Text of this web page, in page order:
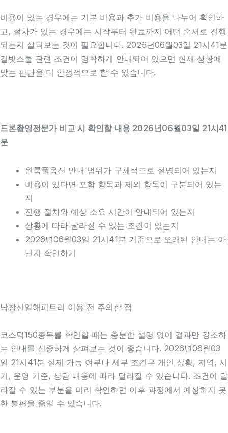
비용이 있는 경우에는 기본 비용과 추가 비용을 나누어 확인하
고, 절차가 있는 경우에는 시작부터 완료까지 어떤 순서로 진행
되는지 살펴보는 것이 필요합니다. 2026년06월03일 21시41분
길벗스쿨 관련 조건이 명확하게 안내되어 있으면 현재 상황에
맞는 판단을 더 안정적으로 할 수 있습니다.
드론촬영전문가 비교 시 확인할 내용 2026년06월03일 21시41
분
원룸풀옵션 안내 범위가 구체적으로 설명되어 있는지
비용이 있다면 포함 항목과 제외 항목이 구분되어 있는
지
진행 절차와 예상 소요 시간이 안내되어 있는지
상황에 따라 달라질 수 있는 조건이 있는지
2026년06월03일 21시41분 기준으로 오래된 안내는 아
닌지 확인하기
남창신일해피트리 이용 전 주의할 점
코스닥150종목를 확인할 때는 충분한 설명 없이 결과만 강조하
는 안내를 신중하게 살펴보는 것이 좋습니다. 2026년06월03
일 21시41분 실제 가능 여부나 세부 조건은 개인 상황, 지역, 시
기, 운영 기준, 상담 내용에 따라 달라질 수 있습니다. 조건이 달
라질 수 있는 부분을 미리 확인하면 이후 과정에서 예상하지 못
한 불편을 줄일 수 있습니다.